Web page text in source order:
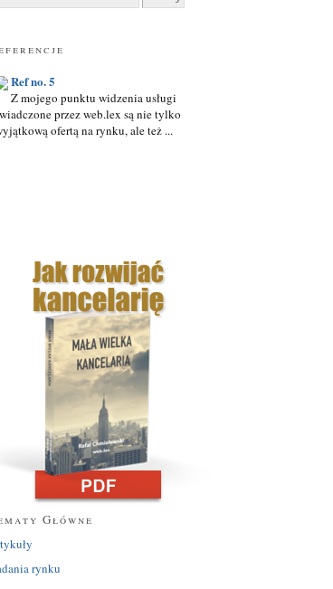
Z mojego punktu widzenia usługi
świadczone przez web.lex są nie tylko
ofertą na rynku, ale też ...
Główne
rynku